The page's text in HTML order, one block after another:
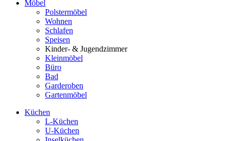
Möbel
Polstermöbel
Wohnen
Schlafen
Speisen
Kinder- & Jugendzimmer
Kleinmöbel
Büro
Bad
Garderoben
Gartenmöbel
Küchen
L-Küchen
U-Küchen